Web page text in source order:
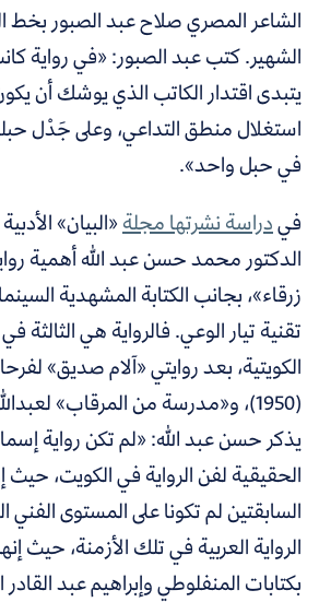
الشاعر المصري صلاح عبد الصبور بخط
الشهير. كتب عبد الصبور: «في رواية
يتبدى اقتدار الكاتب الذي يوشك أن
استغلال منطق التداعي، وعلى جَدْل
في حبل واحد».
فيدراسة نشرتها مجلة«البيان»
الدكتور محمد حسن عبد الله أهمية
زرقاء»، بجانب الكتابة المشهدية
تقنية تيار الوعي. فالرواية هي الثالثة في
الكويتية، بعد روايتي «آلام صديق»
يذكر حسن عبد الله: «لم تكن رواية
الحقيقية لفن الرواية في الكويت، حيث
السابقتين لم تكونا على المستوى الفني
الرواية العربية في تلك الأزمنة، حيث
بكتابات المنفلوطي وإبراهيم عبد القادر